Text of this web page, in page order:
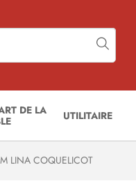
DE LA
UTILITAIRE
LINA COQUELICOT